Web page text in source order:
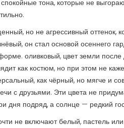
тона, которые не
но не агрессивный оттенок,
, он стал основой осеннего
оливковый, цвет земли
как костюм, но при этом не
как чёрный, но мягче и
с друзьями. Эти цвета не
дня подряд, а солнце — редкий
не включают белый, пастель